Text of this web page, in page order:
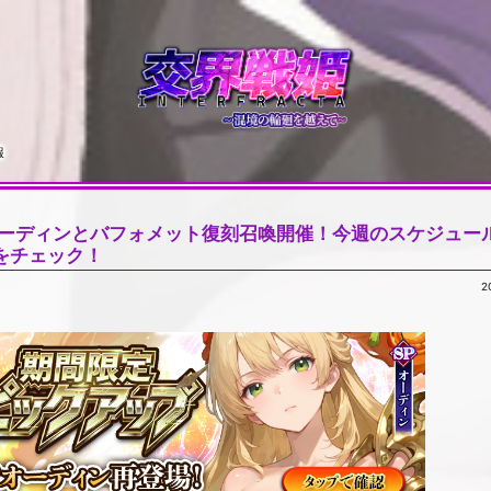
ディンとバフォメット復刻召喚開催！今週のスケジュー
チェック！